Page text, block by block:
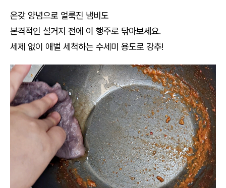
온갖 양념으로 얼룩진 냄비도
본격적인 설거지 전에 이 행주로 닦아보세요.
세제 없이 애벌 세척하는 수세미 용도로 강추!